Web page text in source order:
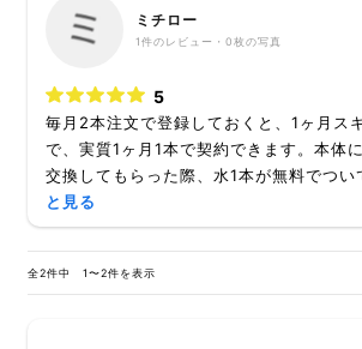
ミチロー
1件のレビュー・ 0枚の写真
5
毎月2本注文で登録しておくと、1ヶ月ス
で、実質1ヶ月1本で契約できます。本体
交換してもらった際、水1本が無料でつい
と見る
全2件中 1〜2件を表示